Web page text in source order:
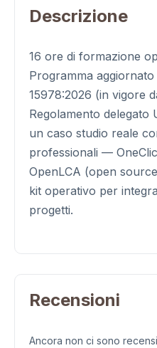
Descrizione
16 ore di formazione
Programma
15978:2026 (in vigore
Regolamento delegato
un caso studio reale
professionali —
OpenLCA (open
kit operativo per
progetti.
Recensioni
Ancora non ci sono